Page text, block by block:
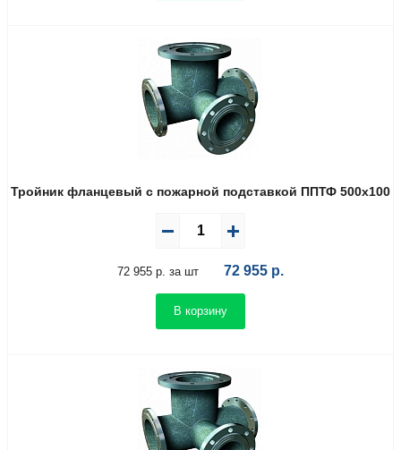
Тройник фланцевый с пожарной подставкой ППТФ 500х100
72 955 р. за шт 72 955 р.
В корзину